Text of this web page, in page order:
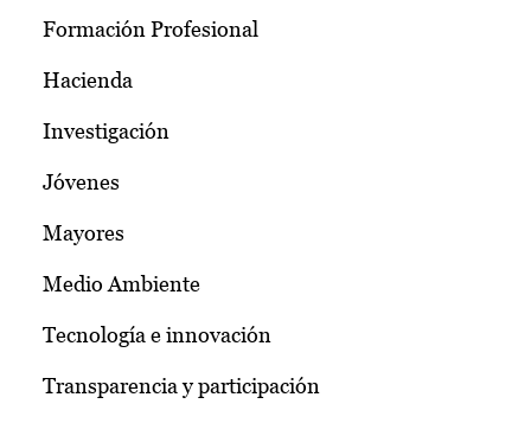
Formación Profesional
Hacienda
Investigación
Jóvenes
Mayores
Medio Ambiente
Tecnología e innovación
Transparencia y participación